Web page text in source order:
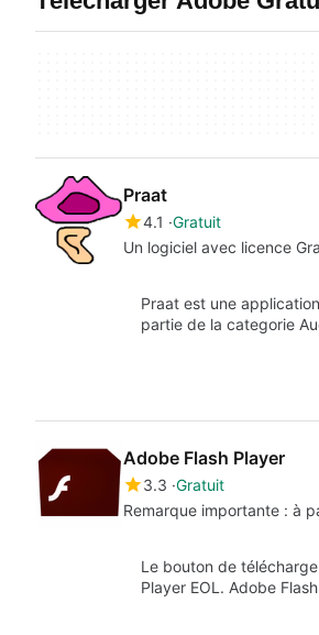
Praat
4.1 Gratuit
Un logiciel avec licence
Praat est une
partie de la categorie
Adobe Flash Player
3.3 Gratuit
Remarque importante : à
Le bouton de
Player EOL. Adobe